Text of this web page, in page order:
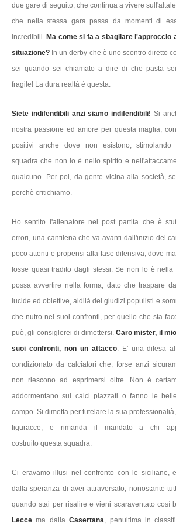
due gare di seguito, che continua a vivere
che nella stessa gara passa da momenti di
incredibili.Ma come si fa a sbagliare l'approccio
situazione? In un derby che è uno scontro diretto
sei quando sei chiamato a dire di che pasta
fragile! La dura realtà è questa.
Siete indifendibili anzi siamo indifendibili! Si
nostra passione ed amore per questa maglia,
positivi anche dove non esistono, stimolando
squadra che non lo è nello spirito e
qualcuno. Per poi, da gente vicina alla società,
perchè critichiamo.
Ho sentito l'allenatore nel post partita che è
errori, una cantilena che va avanti dall'inizio del
poco attenti e propensi alla fase difensiva, dove
fosse quasi tradito dagli stessi. Se non lo è nella
possa avvertire nella forma, dato che traspare
lucide ed obiettive, aldilà dei giudizi populisti e
che nutro nei suoi confronti, per quello che sta
può, gli consiglerei di dimettersi.Caro mister, il
suoi confronti, non un attacco. E' una difesa
condizionato da calciatori che, forse anzi
non riescono ad esprimersi oltre. Non è
addormentano sui calci piazzati o fanno le
campo. Si dimetta per tutelare la sua
figuracce, e rimanda il mandato a chi
costruito questa squadra.
Ci eravamo illusi nel confronto con le siciliane,
dalla speranza di aver attraversato, nonostante
quando stai per risalire e vieni scaraventato così
Lecce ma dallaCasertana , penultima in